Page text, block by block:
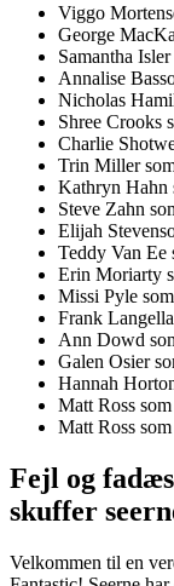
Viggo
George
Samantha
Annalise
Nicholas
Shree Crooks
Charlie
Trin Miller
Kathryn Hahn
Steve Zahn
Elijah
Teddy Van Ee
Erin Moriarty
Missi Pyle
Frank
Ann Dowd
Galen Osier
Hannah
Matt Ross
Matt Ross
Fejl og
skuffer
Velkommen til en